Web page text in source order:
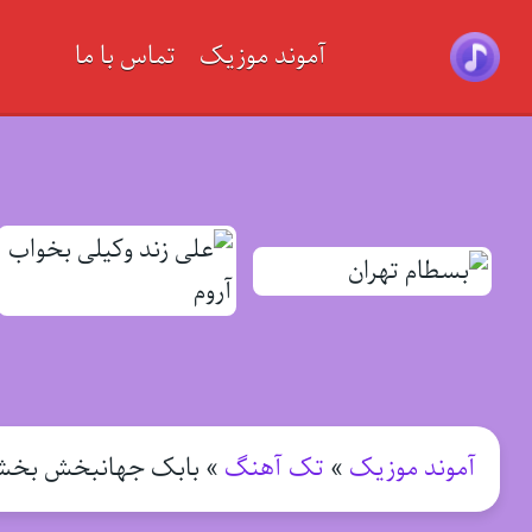
آموند موزیک تماس با ما
آموند موزیک » تک آهنگ » بابک جهانبخش